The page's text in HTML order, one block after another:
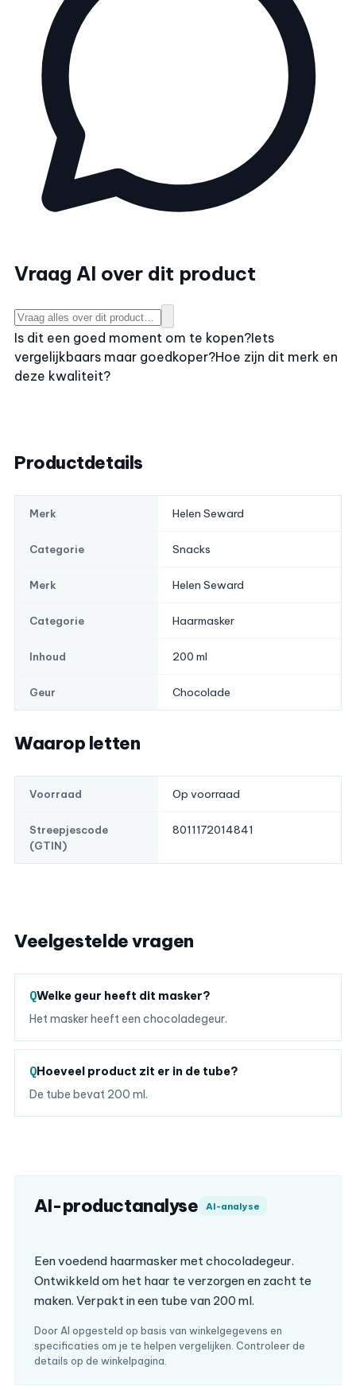
Vraag AI over dit product
Is dit een goed moment om te kopen?Iets
vergelijkbaars maar goedkoper?Hoe zijn dit merk en
deze kwaliteit?
Productdetails
Merk Helen Seward
Categorie Snacks
Merk Helen Seward
Categorie Haarmasker
Inhoud 200 ml
Geur Chocolade
Waarop letten
Voorraad Op voorraad
Streepjescode
(GTIN)
8011172014841
Veelgestelde vragen
Welke geur heeft dit masker?
Het masker heeft een chocoladegeur.
Hoeveel product zit er in de tube?
De tube bevat 200 ml.
AI-productanalyse AI-analyse
Een voedend haarmasker met chocoladegeur.
Ontwikkeld om het haar te verzorgen en zacht te
maken. Verpakt in een tube van 200 ml.
Door AI opgesteld op basis van winkelgegevens en
specificaties om je te helpen vergelijken. Controleer de
details op de winkelpagina.